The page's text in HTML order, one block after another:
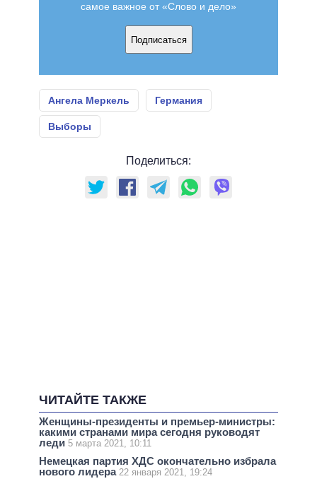
самое важное от «Слово и дело»
Подписаться
Ангела Меркель Германия
Выборы
Поделиться:
ЧИТАЙТЕ ТАКЖЕ
Женщины-президенты и премьер-министры:
какими странами мира сегодня руководят
леди 5 марта 2021, 10:11
Немецкая партия ХДС окончательно избрала
нового лидера 22 января 2021, 19:24